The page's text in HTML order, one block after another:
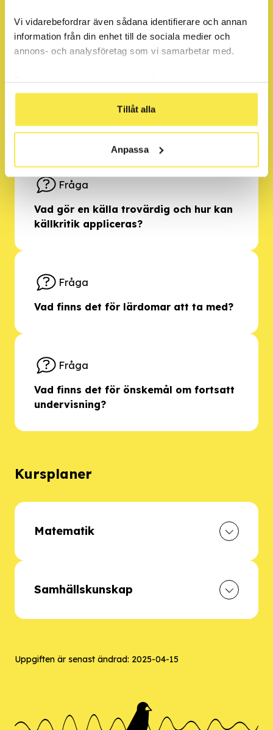
Vi vidarebefordrar även sådana identifierare och annan
information från din enhet till de sociala medier och
annons- och analysföretag som vi samarbetar med.
information som du har tillhandahållit eller som de har
samlat in när du har använt deras tjänster.
Tillåt alla
Anpassa
Vad blev det för resultat av
undersökningarna?
Vad finns det för tankar om resultaten?
Fråga
Vad gör en källa trovärdig och hur kan
källkritik appliceras?
Fråga
Vad finns det för lärdomar att ta med?
Fråga
Vad finns det för önskemål om fortsatt
undervisning?
Kursplaner
Matematik
Samhällskunskap
Uppgiften är senast ändrad: 2025-04-15